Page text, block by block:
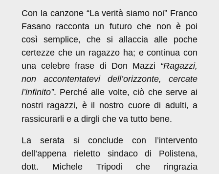
Con la canzone “La verità siamo noi” Franco
Fasano racconta un futuro che non è poi
così semplice, che si allaccia alle poche
certezze che un ragazzo ha; e continua con
una celebre frase di Don Mazzi “Ragazzi,
non accontentatevi dell’orizzonte, cercate
l’infinito”. Perché alle volte, ciò che serve ai
nostri ragazzi, è il nostro cuore di adulti, a
rassicurarli e a dirgli che va tutto bene.
La serata si conclude con l’intervento
dell’appena rieletto sindaco di Polistena,
dott. Michele Tripodi che ringrazia